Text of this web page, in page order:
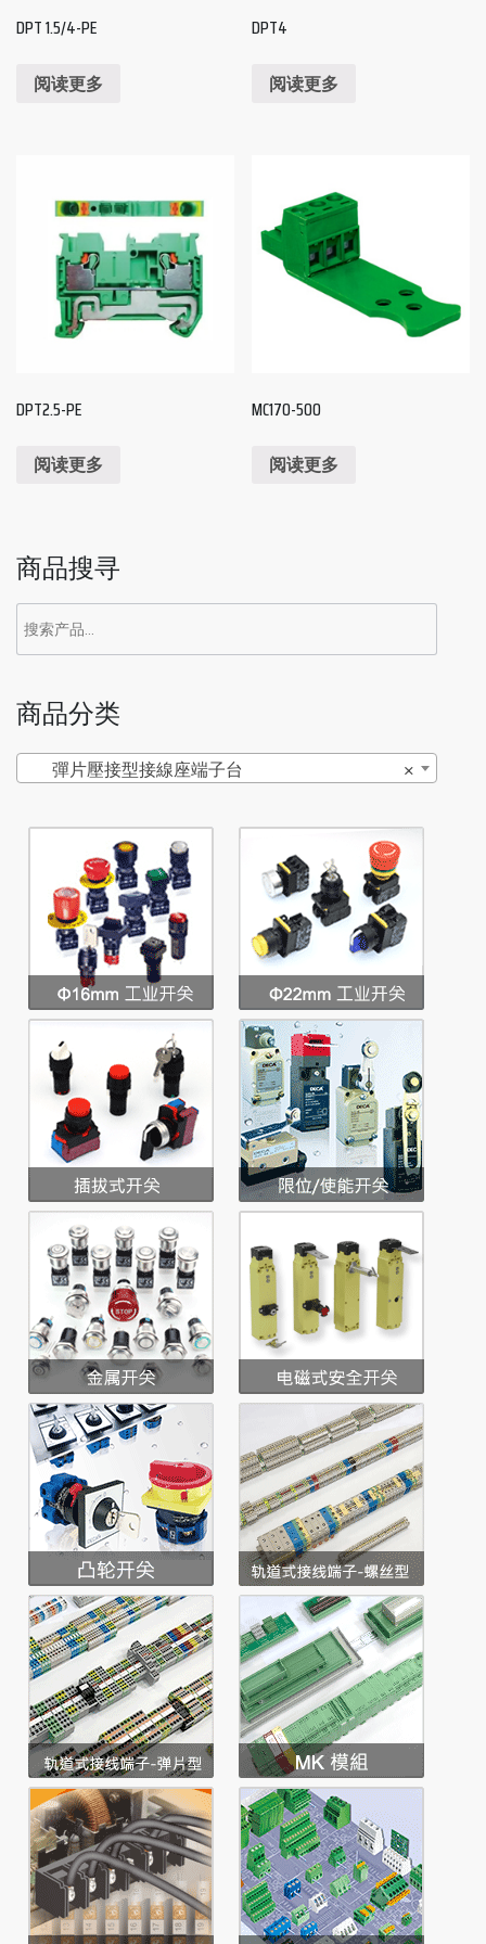
DPT 1.5/4-PE
阅读更多
DPT4
阅读更多
DPT2.5-PE
阅读更多
MC170-500
阅读更多
商品搜寻
商品分类
×
彈片壓接型接線座端子台